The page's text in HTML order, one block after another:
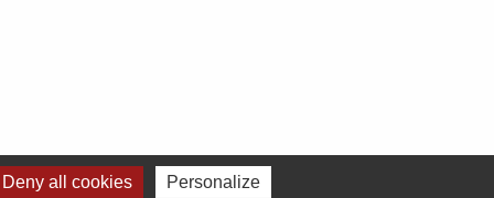
Deny all cookies Personalize